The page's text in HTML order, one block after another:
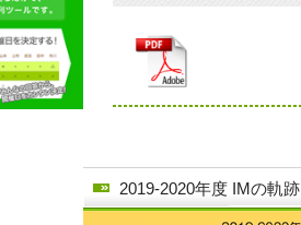
2019-2020年度 IMの軌跡